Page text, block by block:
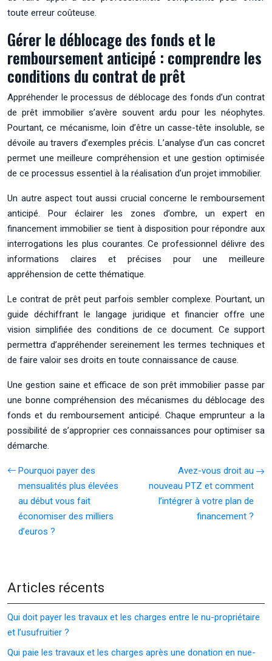
toute erreur coûteuse.
Gérer le déblocage des fonds et le
remboursement anticipé : comprendre les
conditions du contrat de prêt
Appréhender le processus de déblocage des fonds d’un contrat
de prêt immobilier s’avère souvent ardu pour les néophytes.
Pourtant, ce mécanisme, loin d’être un casse-tête insoluble, se
dévoile au travers d’exemples précis. L’analyse d’un cas concret
permet une meilleure compréhension et une gestion optimisée
de ce processus essentiel à la réalisation d’un projet immobilier.
Un autre aspect tout aussi crucial concerne le remboursement
anticipé. Pour éclairer les zones d’ombre, un expert en
financement immobilier se tient à disposition pour répondre aux
interrogations les plus courantes. Ce professionnel délivre des
informations claires et précises pour une meilleure
appréhension de cette thématique.
Le contrat de prêt peut parfois sembler complexe. Pourtant, un
guide déchiffrant le langage juridique et financier offre une
vision simplifiée des conditions de ce document. Ce support
permettra d’appréhender sereinement les termes techniques et
de faire valoir ses droits en toute connaissance de cause.
Une gestion saine et efficace de son prêt immobilier passe par
une bonne compréhension des mécanismes du déblocage des
fonds et du remboursement anticipé. Chaque emprunteur a la
possibilité de s’approprier ces connaissances pour optimiser sa
démarche.
Pourquoi payer des
mensualités plus élevées
au début vous fait
économiser des milliers
d’euros ?
Avez-vous droit au
nouveau PTZ et comment
l’intégrer à votre plan de
financement ?
Articles récents
Qui doit payer les travaux et les charges entre le nu-propriétaire
et l’usufruitier ?
Qui paie les travaux et les charges après une donation en nue-